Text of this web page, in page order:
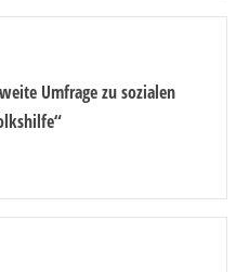
Umfrage zu sozialen